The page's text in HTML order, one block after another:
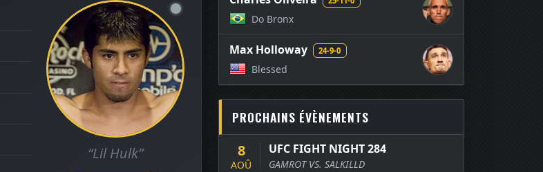
“Lil Hulk”
Do Bronx
Max Holloway 24-9-0
Blessed
PROCHAINS ÉVÈNEMENTS
8
AOÛ
UFC FIGHT NIGHT 284
GAMROT VS. SALKILLD